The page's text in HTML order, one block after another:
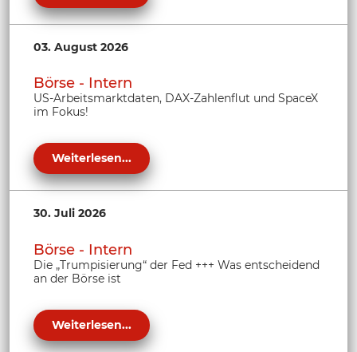
03. August 2026
Börse - Intern
US-Arbeitsmarktdaten, DAX-Zahlenflut und SpaceX
im Fokus!
Weiterlesen...
30. Juli 2026
Börse - Intern
Die „Trumpisierung“ der Fed +++ Was entscheidend
an der Börse ist
Weiterlesen...